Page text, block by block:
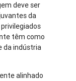
deve ser
da
têm como
da indústria
alinhado